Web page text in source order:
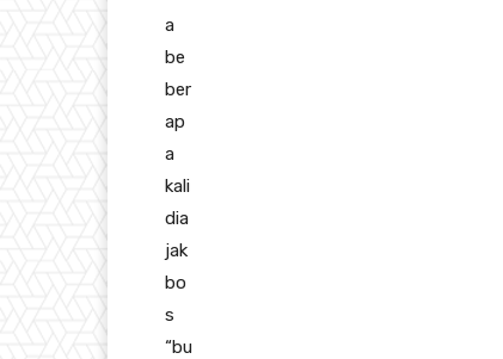
a
be
ber
ap
a
kali
dia
jak
bo
s
“bu